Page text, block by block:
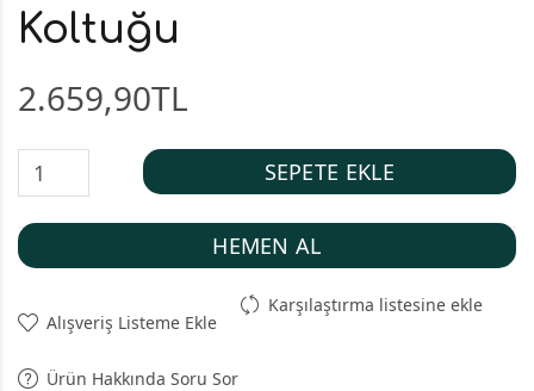
Koltuğu
2.659,90TL
SEPETE EKLE
HEMEN AL
Alışveriş Listeme Ekle
Karşılaştırma listesine ekle
Ürün Hakkında Soru Sor